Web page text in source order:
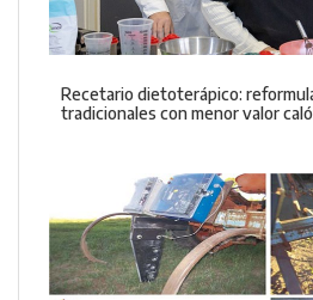
Recetario dietoterápico:
tradicionales con menor valor